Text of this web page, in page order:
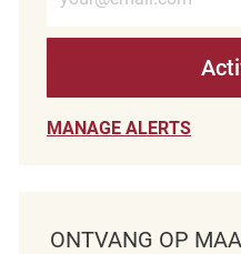
MANAGE ALERTS
ONTVANG OP